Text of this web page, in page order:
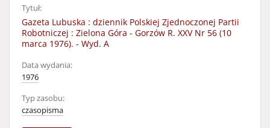
Tytuł:
Gazeta Lubuska : dziennik Polskiej Zjednoczonej Partii
Robotniczej : Zielona Góra - Gorzów R. XXV Nr 56 (10
marca 1976). - Wyd. A
Data wydania:
1976
Typ zasobu:
czasopisma